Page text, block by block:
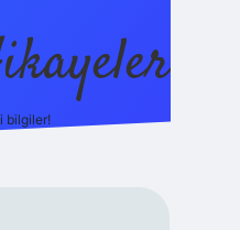
bilgiler!